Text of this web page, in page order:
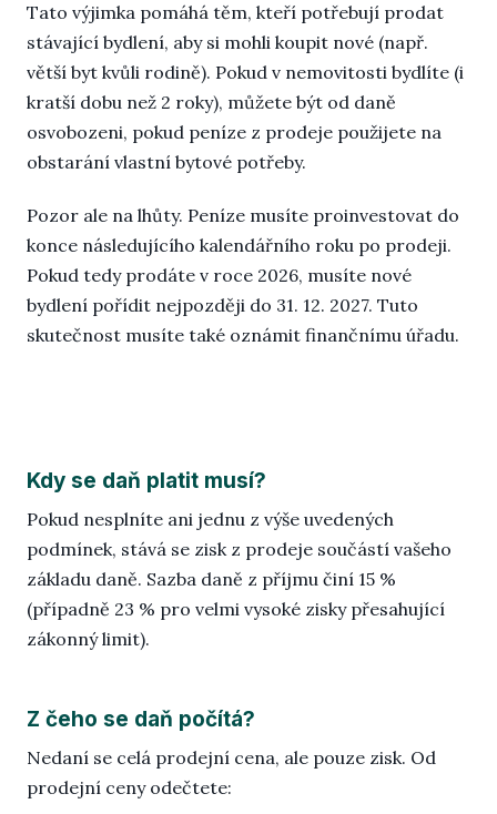
Tato výjimka pomáhá těm, kteří potřebují prodat
stávající bydlení, aby si mohli koupit nové (např.
větší byt kvůli rodině). Pokud v nemovitosti bydlíte (i
kratší dobu než 2 roky), můžete být od daně
osvobozeni, pokud peníze z prodeje použijete na
obstarání vlastní bytové potřeby.
Pozor ale na lhůty. Peníze musíte proinvestovat do
konce následujícího kalendářního roku po prodeji.
Pokud tedy prodáte v roce 2026, musíte nové
bydlení pořídit nejpozději do 31. 12. 2027. Tuto
skutečnost musíte také oznámit finančnímu úřadu.
Kdy se daň platit musí?
Pokud nesplníte ani jednu z výše uvedených
podmínek, stává se zisk z prodeje součástí vašeho
základu daně. Sazba daně z příjmu činí 15 %
(případně 23 % pro velmi vysoké zisky přesahující
zákonný limit).
Z čeho se daň počítá?
Nedaní se celá prodejní cena, ale pouze zisk. Od
prodejní ceny odečtete: